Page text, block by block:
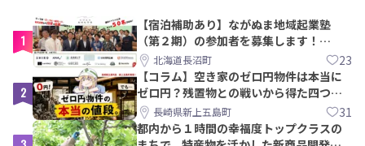
1
【宿泊補助あり】ながぬま地域起業塾
（第２期）の参加者を募集します！
【8/21〆】
北海道長沼町 23
2
【コラム】空き家のゼロ円物件は本当に
ゼロ円？残置物との戦いから得た四つの
教訓｜新上五島町
長崎県新上五島町 31
都内から１時間の幸福度トップクラスの